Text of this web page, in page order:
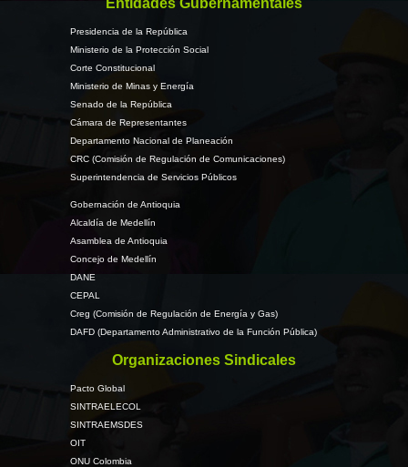
Entidades Gubernamentales
Presidencia de la República
Ministerio de la Protección Social
Corte Constitucional
Ministerio de Minas y Energía
Senado de la República
Cámara de Representantes
Departamento Nacional de Planeación
CRC (Comisión de Regulación de Comunicaciones)
Superintendencia de Servicios Públicos
Gobernación de Antioquia
Alcaldía de Medellín
Asamblea de Antioquia
Concejo de Medellín
DANE
CEPAL
Creg (Comisión de Regulación de Energía y Gas)
DAFD (Departamento Administrativo de la Función Pública)
Organizaciones Sindicales
Pacto Global
SINTRAELECOL
SINTRAEMSDES
OIT
ONU Colombia